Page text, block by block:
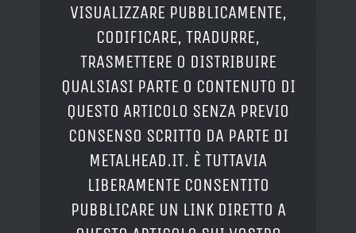
VISUALIZZARE PUBBLICAMENTE,
CODIFICARE, TRADURRE,
TRASMETTERE O DISTRIBUIRE
QUALSIASI PARTE O CONTENUTO DI
QUESTO ARTICOLO SENZA PREVIO
CONSENSO SCRITTO DA PARTE DI
METALHEAD.IT. È TUTTAVIA
LIBERAMENTE CONSENTITO
PUBBLICARE UN LINK DIRETTO A